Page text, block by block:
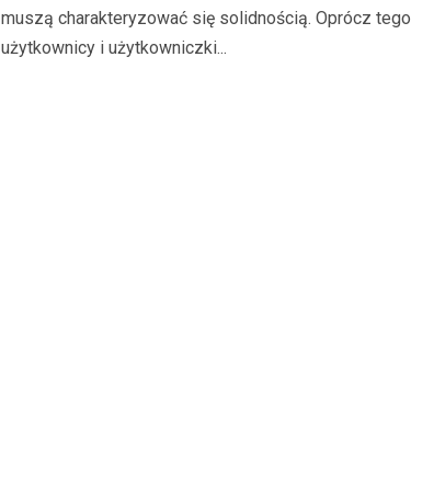
muszą charakteryzować się solidnością. Oprócz tego
użytkownicy i użytkowniczki...